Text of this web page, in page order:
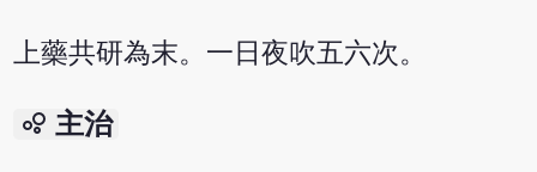
上藥共研為末。一日夜吹五六次。
bubble_chart 主治